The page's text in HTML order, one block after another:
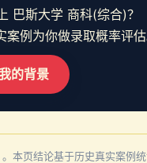
巴斯大学 商科(综合)？
例为你做录取概率评估
的背景
本页结论基于历史真实案例